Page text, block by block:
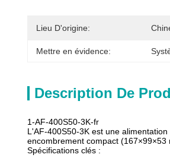
Lieu D'origine:
Mettre en évidence:
Description De
1-AF-400S50-3K-fr
L'AF-400S50-3K est une
encombrement compact
Spécifications clés :